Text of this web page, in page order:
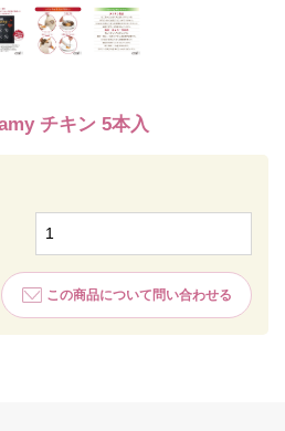
チキン 5本入
この商品について問い合わせる